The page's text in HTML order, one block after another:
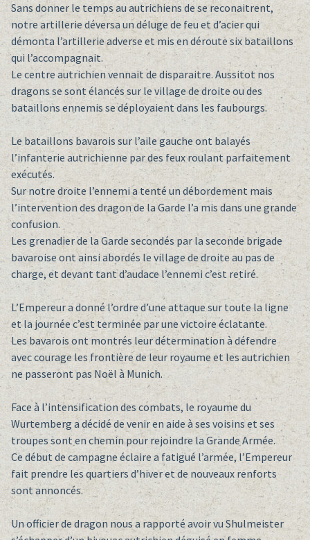
Sans donner le temps au autrichiens de se reconaitrent,
notre artillerie déversa un déluge de feu et d’acier qui
démonta l’artillerie adverse et mis en déroute six bataillons
qui l’accompagnait.
Le centre autrichien vennait de disparaitre. Aussitot nos
dragons se sont élancés sur le village de droite ou des
bataillons ennemis se déployaient dans les faubourgs.
Le bataillons bavarois sur l’aile gauche ont balayés
l’infanterie autrichienne par des feux roulant parfaitement
exécutés.
Sur notre droite l’ennemi a tenté un débordement mais
l’intervention des dragon de la Garde l’a mis dans une grande
confusion.
Les grenadier de la Garde secondés par la seconde brigade
bavaroise ont ainsi abordés le village de droite au pas de
charge, et devant tant d’audace l’ennemi c’est retiré.
L’Empereur a donné l’ordre d’une attaque sur toute la ligne
et la journée c’est terminée par une victoire éclatante.
Les bavarois ont montrés leur détermination à défendre
avec courage les frontière de leur royaume et les autrichien
ne passeront pas Noël à Munich.
Face à l’intensification des combats, le royaume du
Wurtemberg a décidé de venir en aide à ses voisins et ses
troupes sont en chemin pour rejoindre la Grande Armée.
Ce début de campagne éclaire a fatigué l’armée, l’Empereur
fait prendre les quartiers d’hiver et de nouveaux renforts
sont annoncés.
Un officier de dragon nous a rapporté avoir vu Shulmeister